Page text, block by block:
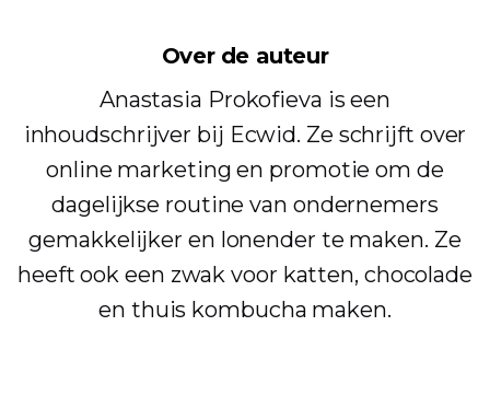
Over de auteur
Anastasia Prokofieva is een
inhoudschrijver bij Ecwid. Ze schrijft over
online marketing en promotie om de
dagelijkse routine van ondernemers
gemakkelijker en lonender te maken. Ze
heeft ook een zwak voor katten, chocolade
en thuis kombucha maken.